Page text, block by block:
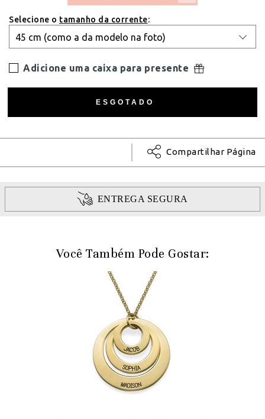
Selecione o tamanho da corrente:
Adicione uma caixa para presente
Compartilhar Página
ENTREGA SEGURA
Você Também Pode Gostar: